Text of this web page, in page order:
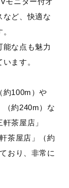
など、快適な
能な点も魅力
ます。
約100m）や
（約240m）な
茶屋店」
茶屋店」（約
おり、非常に